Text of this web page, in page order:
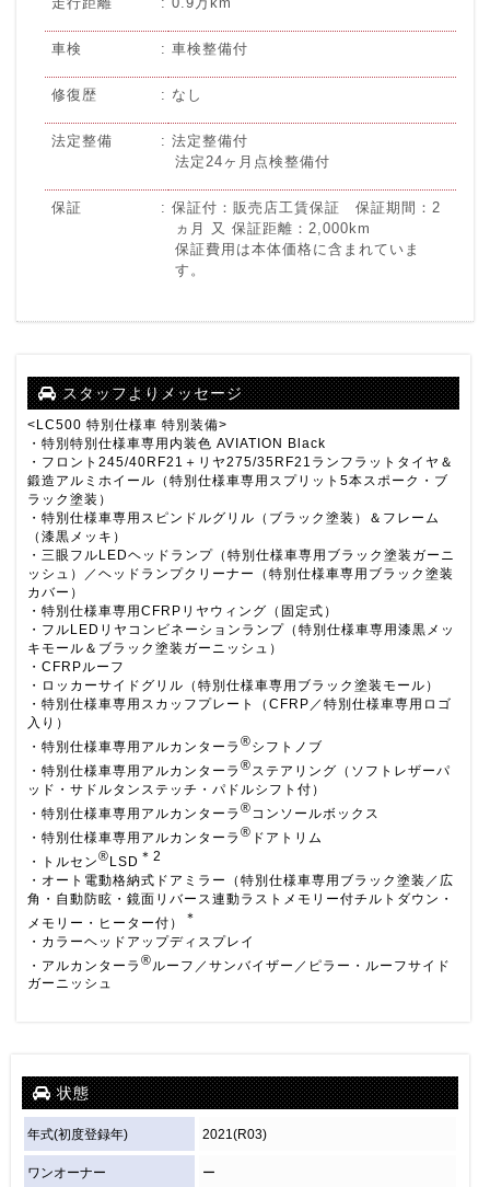
車検 車検整備付
修復歴 なし
法定整備
法定整備付
法定24ヶ月点検整備付
保証
保証付：販売店工賃保証 保証期間：2
ヵ月 又 保証距離：2,000km
保証費用は本体価格に含まれていま
す。
スタッフよりメッセージ
<LC500 特別仕様車 特別装備>
・特別特別仕様車専用内装色 AVIATION Black
・フロント245/40RF21＋リヤ275/35RF21ランフラットタイヤ＆
鍛造アルミホイール（特別仕様車専用スプリット5本スポーク・ブ
ラック塗装）
・特別仕様車専用スピンドルグリル（ブラック塗装）＆フレーム
（漆黒メッキ）
・三眼フルLEDヘッドランプ（特別仕様車専用ブラック塗装ガーニ
ッシュ）／ヘッドランプクリーナー（特別仕様車専用ブラック塗装
カバー）
・特別仕様車専用CFRPリヤウィング（固定式）
・フルLEDリヤコンビネーションランプ（特別仕様車専用漆黒メッ
キモール＆ブラック塗装ガーニッシュ）
・CFRPルーフ
・ロッカーサイドグリル（特別仕様車専用ブラック塗装モール）
・特別仕様車専用スカッフプレート（CFRP／特別仕様車専用ロゴ
入り）
・特別仕様車専用アルカンターラ ®シフトノブ
・特別仕様車専用アルカンターラ ® ステアリング（ソフトレザーパ
ッド・サドルタンステッチ・パドルシフト付）
・特別仕様車専用アルカンターラ ® コンソールボックス
・特別仕様車専用アルカンターラ ® ドアトリム
・トルセン®LSD ＊2
・オート電動格納式ドアミラー（特別仕様車専用ブラック塗装／広
角・自動防眩・鏡面リバース連動ラストメモリー付チルトダウン・
メモリー・ヒーター付）
＊
・カラーヘッドアップディスプレイ
・アルカンターラ ® ルーフ／サンバイザー／ピラー・ルーフサイド
ガーニッシュ
状態
年式(初度登録年) 2021(R03)
ワンオーナー ー